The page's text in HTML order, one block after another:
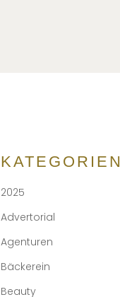
KATEGORIEN
2025
Advertorial
Agenturen
Bäckerein
Beauty